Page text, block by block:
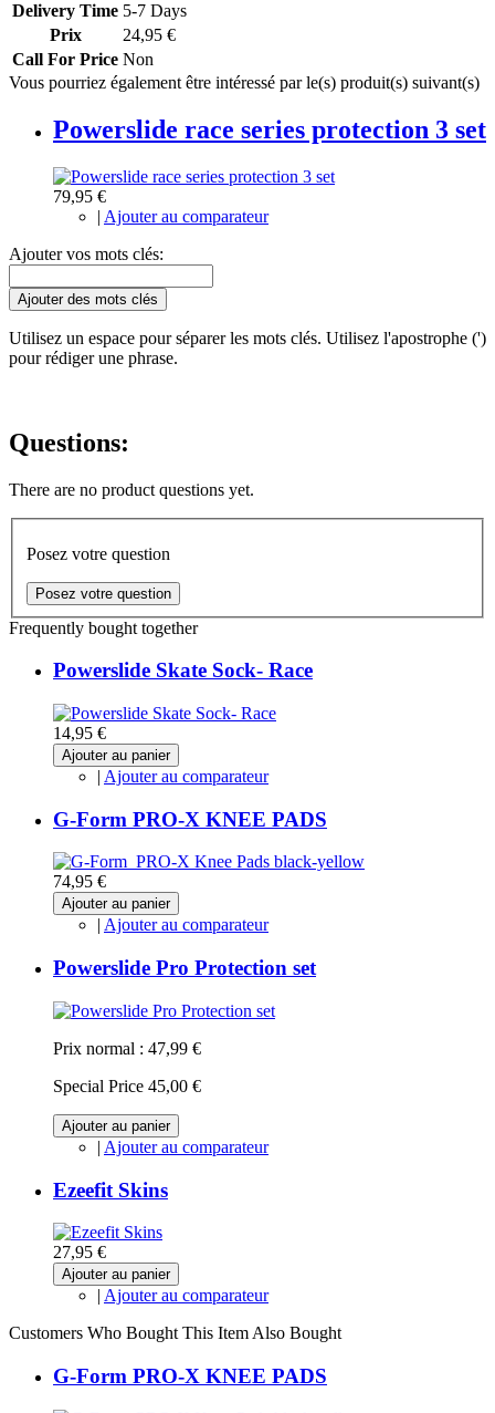
Delivery Time 5-7 Days
Prix
24,95 €
Call For Price Non
Vous pourriez également être intéressé par le(s) produit(s) suivant(s)
Powerslide race series protection 3 set
79,95 €
| Ajouter au comparateur
Ajouter vos mots clés:
Ajouter des mots clés
Utilisez un espace pour séparer les mots clés. Utilisez l'apostrophe (')
pour rédiger une phrase.
Questions:
There are no product questions yet.
Posez votre question
Posez votre question
Frequently bought together
Powerslide Skate Sock- Race
14,95 €
Ajouter au panier
| Ajouter au comparateur
G-Form PRO-X KNEE PADS
74,95 €
Ajouter au panier
| Ajouter au comparateur
Powerslide Pro Protection set
Prix normal : 47,99 €
Special Price 45,00 €
Ajouter au panier
| Ajouter au comparateur
Ezeefit Skins
27,95 €
Ajouter au panier
| Ajouter au comparateur
Customers Who Bought This Item Also Bought
G-Form PRO-X KNEE PADS